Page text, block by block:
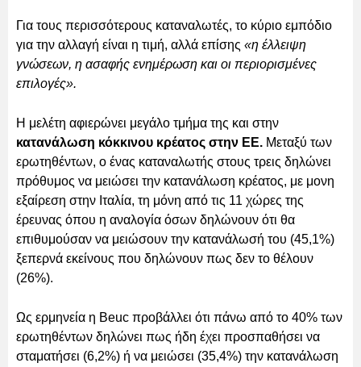
Για τους περισσότερους καταναλωτές, το κύριο εμπόδιο
για την αλλαγή είναι η τιμή, αλλά επίσης «η έλλειψη
γνώσεων, η ασαφής ενημέρωση και οι περιορισμένες
επιλογές».
Η μελέτη αφιερώνει μεγάλο τμήμα της και στην
κατανάλωση κόκκινου κρέατος στην ΕΕ. Μεταξύ των
ερωτηθέντων, ο ένας καταναλωτής στους τρεις δηλώνει
πρόθυμος να μειώσει την κατανάλωση κρέατος, με μονη
εξαίρεση στην Ιταλία, τη μόνη από τις 11 χώρες της
έρευνας όπου η αναλογία όσων δηλώνουν ότι θα
επιθυμούσαν να μειώσουν την κατανάλωσή του (45,1%)
ξεπερνά εκείνους που δηλώνουν πως δεν το θέλουν
(26%).
Ως ερμηνεία η Beuc προβάλλει ότι πάνω από το 40% των
ερωτηθέντων δηλώνει πως ήδη έχει προσπαθήσει να
σταματήσει (6,2%) ή να μειώσει (35,4%) την κατανάλωση